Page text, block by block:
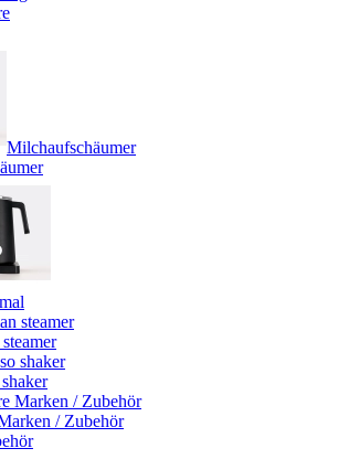
Milchaufschäumer
/ Zubehör